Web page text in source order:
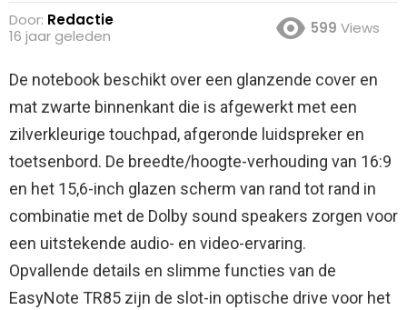
Door: Redactie
16 jaar geleden
599 Views
De notebook beschikt over een glanzende cover en
mat zwarte binnenkant die is afgewerkt met een
zilverkleurige touchpad, afgeronde luidspreker en
toetsenbord. De breedte/hoogte-verhouding van 16:9
en het 15,6-inch glazen scherm van rand tot rand in
combinatie met de Dolby sound speakers zorgen voor
een uitstekende audio- en video-ervaring.
Opvallende details en slimme functies van de
EasyNote TR85 zijn de slot-in optische drive voor het